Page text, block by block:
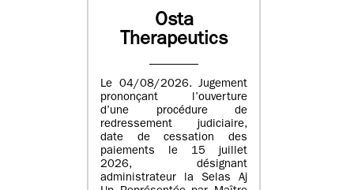
Osta
Therapeutics
Le 04/08/2026. Jugement
prononçant l’ouverture
d’une procédure de
redressement judiciaire,
date de cessation des
paiements le 15 juillet
2026, désignant
administrateur la Selas Aj